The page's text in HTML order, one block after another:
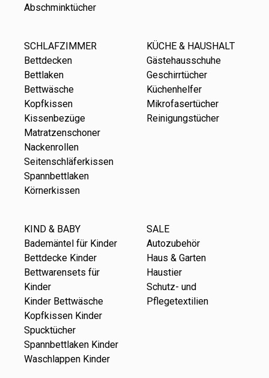
Abschminktücher
SCHLAFZIMMER
Bettdecken
Bettlaken
Bettwäsche
Kopfkissen
Kissenbezüge
Matratzenschoner
Nackenrollen
Seitenschläferkissen
Spannbettlaken
Körnerkissen
KÜCHE & HAUSHALT
Gästehausschuhe
Geschirrtücher
Küchenhelfer
Mikrofasertücher
Reinigungstücher
KIND & BABY
Bademäntel für Kinder
Bettdecke Kinder
Bettwarensets für
Kinder
Kinder Bettwäsche
Kopfkissen Kinder
Spucktücher
Spannbettlaken Kinder
Waschlappen Kinder
SALE
Autozubehör
Haus & Garten
Haustier
Schutz- und
Pflegetextilien